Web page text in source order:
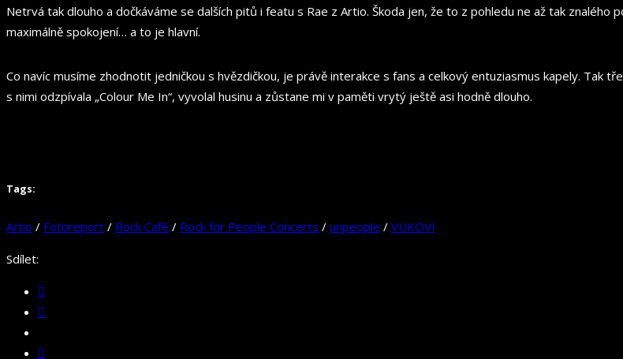
Netrvá tak dlouho a dočkáváme se dalších pitů i featu s Rae z Artio. Škoda jen, že to z pohledu ne až tak znalého
maximálně spokojení… a to je hlavní.
Co navíc musíme zhodnotit jedničkou s hvězdičkou, je právě interakce s fans a celkový entuziasmus kapely. Tak
s nimi odzpívala „Colour Me In“, vyvolal husinu a zůstane mi v paměti vrytý ještě asi hodně dlouho.
Tags:
Artio / Fotoreport / Rock Café / Rock for People Concerts / unpeople / VUKOVI
Sdílet: